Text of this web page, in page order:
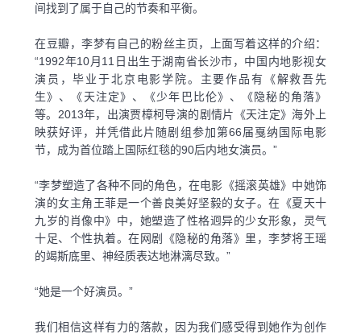
间找到了属于自己的节奏和平衡。
在豆瓣，李梦有自己的粉丝主页，上面写着这样的介绍：
“1992年10月11日出生于湖南省长沙市，中国内地影视女
演员，毕业于北京电影学院。主要作品有《解救吾先
生》、《天注定》、《少年巴比伦》、《隐秘的角落》
等。2013年，出演贾樟柯导演的剧情片《天注定》海外上
映获好评，并凭借此片随剧组参加第66届戛纳国际电影
节，成为首位踏上国际红毯的90后内地女演员。”
“李梦塑造了各种不同的角色，在电影《摇滚英雄》中她饰
演的女主角王菲是一个善良美好坚毅的女子。在《夏天十
九岁的肖像中》中，她塑造了性格迥异的少女形象，灵气
十足、个性执着。在网剧《隐秘的角落》里，李梦将王瑶
的竭斯底里、神经质表达地淋漓尽致。”
“她是一个好演员。”
我们相信这样有力的落款，因为我们感受得到她作为创作